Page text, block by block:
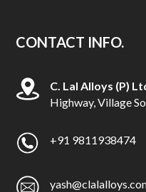
CONTACT INFO.
C. Lal Alloys (P)
Highway, Village
+91 9811938474